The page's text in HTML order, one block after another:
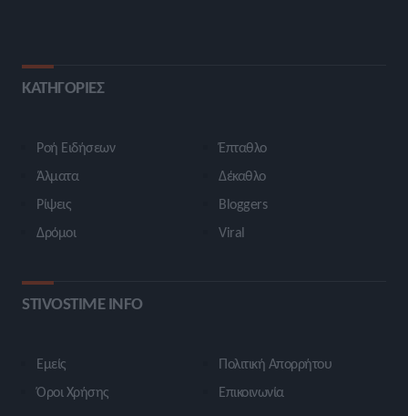
ΚΑΤΗΓΟΡΙΕΣ
Ροή Ειδήσεων
Άλματα
Ρίψεις
Δρόμοι
Έπταθλο
Δέκαθλο
Bloggers
Viral
STIVOSTIME INFO
Εμείς
Όροι Χρήσης
Πολιτική Απορρήτου
Επικοινωνία